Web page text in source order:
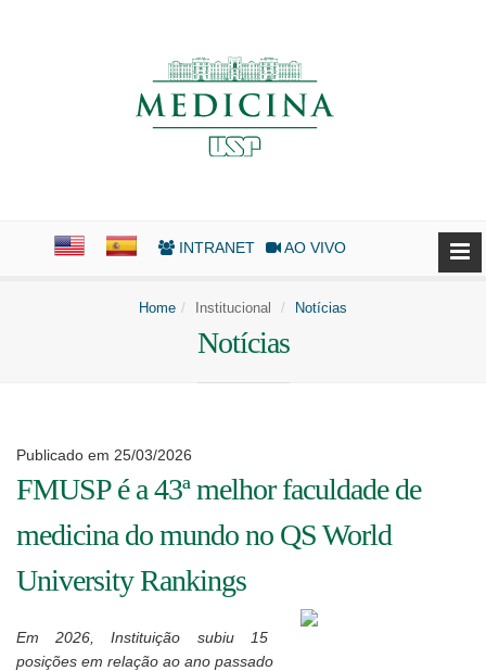
INTRANET AO VIVO
Home Institucional Notícias
Notícias
Publicado em 25/03/2026
FMUSP é a 43ª melhor faculdade de
medicina do mundo no QS World
University Rankings
Em 2026, Instituição subiu 15
posições em relação ao ano passado